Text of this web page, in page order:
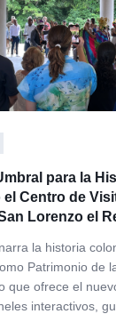
para la
el Centro de
Lorenzo el
la historia
Patrimonio de
que ofrece el
interactivos,